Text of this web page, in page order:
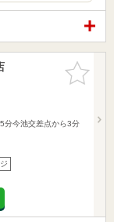
お気に入
りに追加
分今池交差点から3分